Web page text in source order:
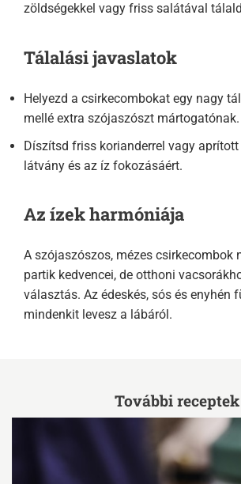
zöldségekkel vagy friss salátával
Tálalási javaslatok
Helyezd a csirkecombokat egy nagy
mellé extra szójaszószt mártogatónak.
Díszítsd friss korianderrel vagy
látvány és az íz fokozásáért.
Az ízek harmóniája
A szójaszószos, mézes csirkecombok
partik kedvencei, de otthoni
választás. Az édeskés, sós és enyhén
mindenkit levesz a lábáról.
További receptek